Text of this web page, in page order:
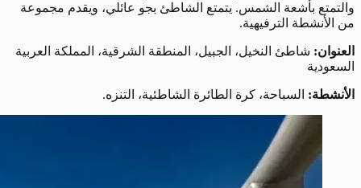
والتمتع بأشعة الشمس. يتمتع الشاطئ بجو عائلي، ويقدم مجموعة
من الأنشطة الترفيهية.
العنوان: شاطئ النخيل، الجبيل، المنطقة الشرقية، المملكة العربية
السعودية
الأنشطة: السباحة، كرة الطائرة الشاطئية، التنزه.